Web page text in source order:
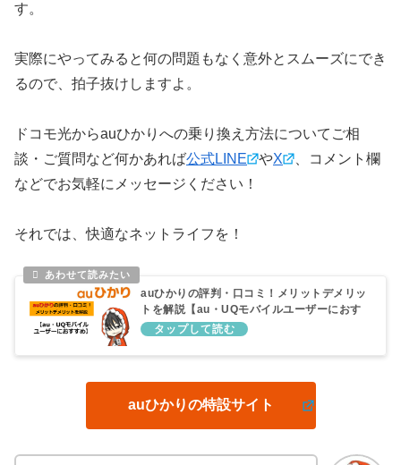
す。
実際にやってみると何の問題もなく意外とスムーズにでき
るので、拍子抜けしますよ。
ドコモ光からauひかりへの乗り換え方法についてご相
談・ご質問など何かあれば公式LINE やX
、コメント欄
などでお気軽にメッセージください！
それでは、快適なネットライフを！
auひかりの評判・口コミ！メリットデメリッ
トを解説【au・UQモバイルユーザーにおす
すめ】
auひかりの特設サイト